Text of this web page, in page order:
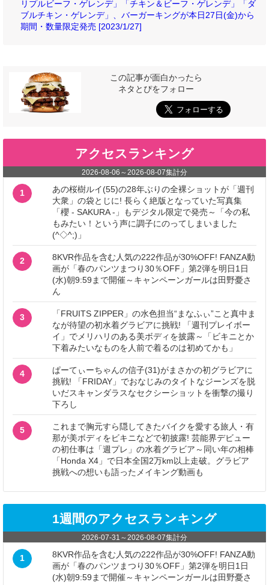
リプルビーフ・ゲレンデ」「チキン＆ビーフ・ゲレンデ」「ダ
ブルチキン・ゲレンデ」、バーガーキングが本日27日(金)から
期間・数量限定発売 [2023/1/27]
この記事が面白かったら
ネタとぴをフォロー
アクセスランキング
2026-08-06 ～2026-08-07集計分
1
あの桜樹ルイ(55)の28年ぶりの全裸ショットが「週刊
大衆」の袋とじに! 長らく絶版となっていた写真集
「櫻 - SAKURA -」もデジタル限定で発売～「今の私
もみたい！という声に調子にのってしまいました
(^◇^;)」
2
8KVR作品を含む人気の222作品が30%OFF! FANZA動
画が「春のパンツまつり30％OFF」第2弾を明日1日
(水)朝9:59まで開催～キャンペーンガールは田野憂さ
ん
3
「FRUITS ZIPPER」の水色担当“まなふぃ”こと真中ま
なが待望の初水着グラビアに挑戦! 「週刊プレイボー
イ」でメリハリのある美ボディを披露～「ビキニとか
下着みたいなものを人前で着るのは初めてかも」
4
ぱーてぃーちゃんの信子(31)がまさかの初グラビアに
挑戦! 「FRIDAY」でおなじみのタイトなジーンズを脱
いだスキャンダラスなセクシーショットを衝撃の撮り
下ろし
5
これまで胸元すら隠してきたバイクを愛する旅人・有
那が美ボディをビキニなどで初披露! 芸能界デビュー
の初仕事は「週プレ」の水着グラビア～同い年の相棒
「Honda X4」で日本全国2万km以上走破。グラビア
挑戦への想いも語ったメイキング動画も
1週間のアクセスランキング
2026-07-31 ～2026-08-07集計分
1
8KVR作品を含む人気の222作品が30%OFF! FANZA動
画が「春のパンツまつり30％OFF」第2弾を明日1日
(水)朝9:59まで開催～キャンペーンガールは田野憂さ